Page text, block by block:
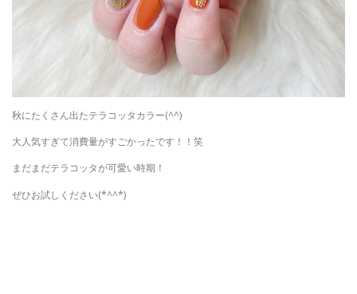
秋にたくさん出たテラコッタカラー(^^)
大人気すぎて消費量がすごかったです！！笑
まだまだテラコッタが可愛い時期！
ぜひお試しください(*^^*)